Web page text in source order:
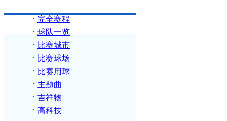
完全赛程
球队一览
比赛城市
比赛球场
比赛用球
主题曲
吉祥物
高科技